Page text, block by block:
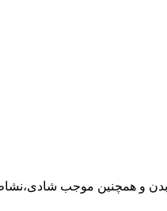
و همچنین موجب شادی،نشاط